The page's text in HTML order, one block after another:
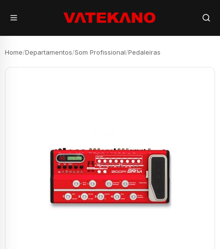
Home/Departamentos/Som Profissional/Pedaleiras